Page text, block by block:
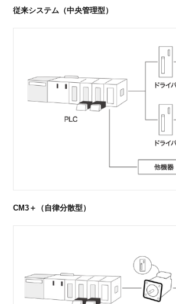
従来システム（中央管理型）
CM3＋（自律分散型）